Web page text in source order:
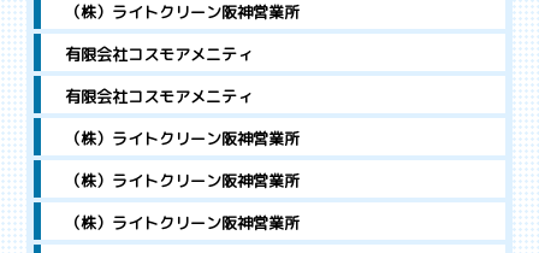
（株）ライトクリーン阪神営業所
有限会社コスモアメニティ
有限会社コスモアメニティ
（株）ライトクリーン阪神営業所
（株）ライトクリーン阪神営業所
（株）ライトクリーン阪神営業所